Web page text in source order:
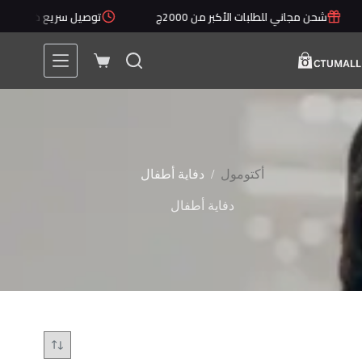
التجاوزشحن مجاني للطلبات الأكبر من 2000ج توصيل سريع خلال 1 - 5 أيام
عربة
أكتومول / دفاية أطفال
دفاية أطفال